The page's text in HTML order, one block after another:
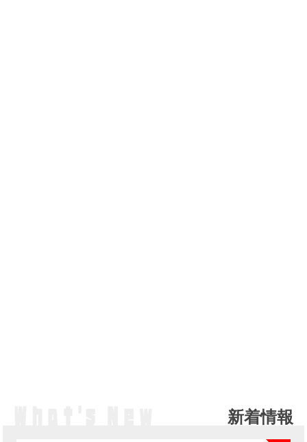
新着情報
NEW